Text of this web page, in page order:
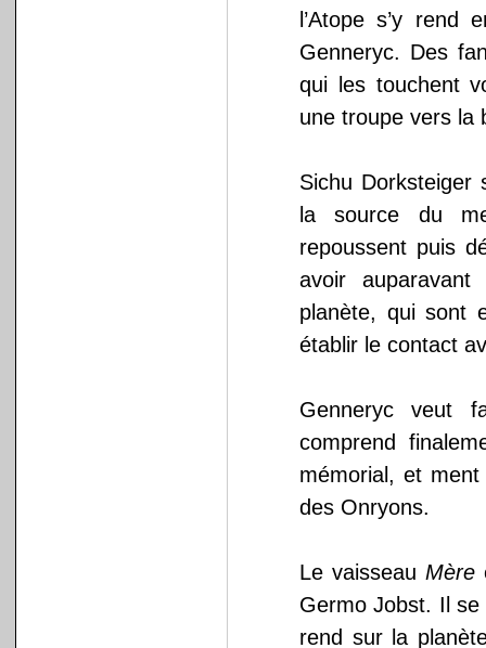
l’Atope s’y
Genneryc. Des
qui les touchent
une troupe vers la
Sichu Dorksteiger
la source du
repoussent puis
avoir
planète, qui sont
établir le contact
Genneryc veut
comprend
mémorial, et
des Onryons.
Le vaisseau Mère
Germo Jobst. Il
rend sur la